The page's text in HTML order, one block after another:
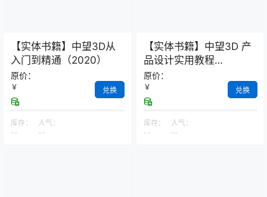
【实体书籍】中望3D从
入门到精通（2020）
原价：
￥ 兑换
库存：
--
人气：
--
【实体书籍】中望3D 产
品设计实用教程
（2022X）
原价：
￥ 兑换
库存：
--
人气：
--